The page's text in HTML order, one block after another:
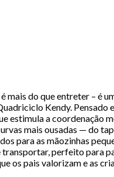
do que entreter – é
Kendy. Pensado
estimula a coordenação
mais ousadas — do
para as mãozinhas
perfeito para
os pais valorizam e as